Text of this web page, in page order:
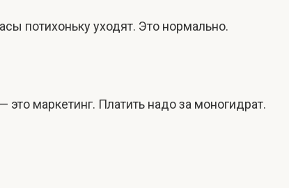
потихоньку уходят. Это нормально.
маркетинг. Платить надо за моногидрат.